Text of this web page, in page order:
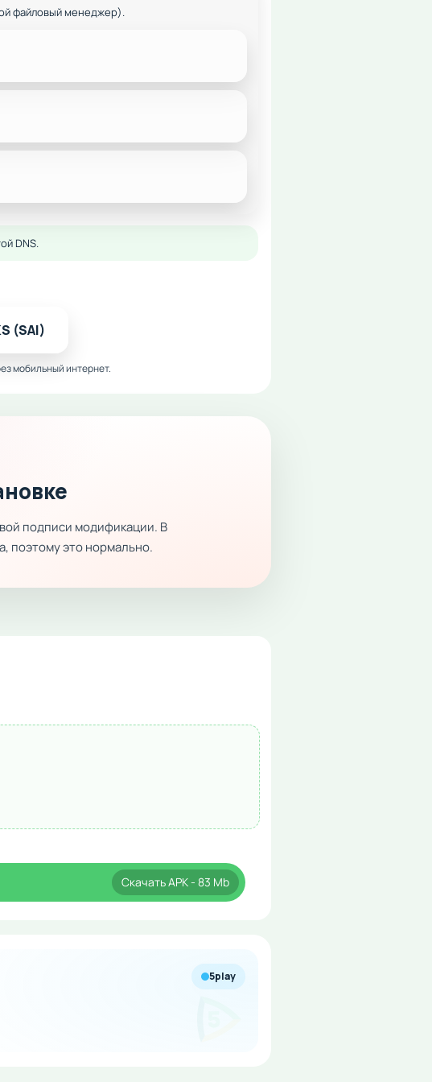
файловый менеджер).
DNS.
(SAI)
мобильный интернет.
подписи модификации. В
поэтому это нормально.
СкачатьAPK- 83 Mb
5play